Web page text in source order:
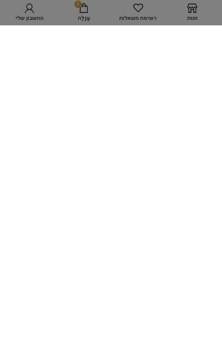
חנות רשימת משאלות
0
עֲגָלָה החשבון שלי